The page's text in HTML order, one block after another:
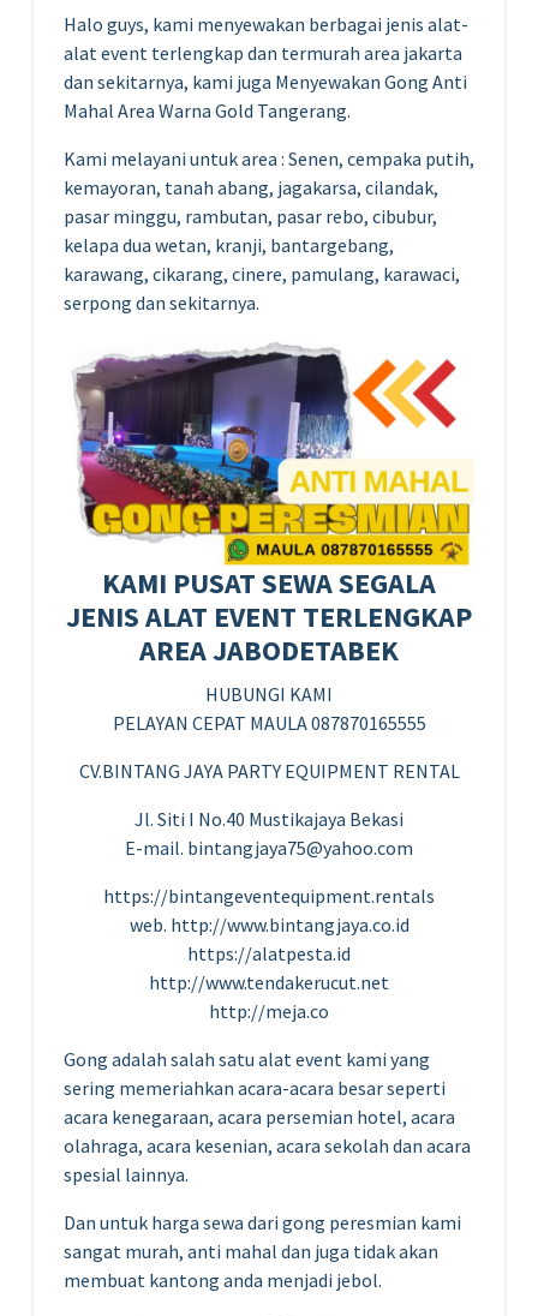
Halo guys, kami menyewakan berbagai jenis alat-
alat event terlengkap dan termurah area jakarta
dan sekitarnya, kami juga Menyewakan Gong Anti
Mahal Area Warna Gold Tangerang.
Kami melayani untuk area : Senen, cempaka putih,
kemayoran, tanah abang, jagakarsa, cilandak,
pasar minggu, rambutan, pasar rebo, cibubur,
kelapa dua wetan, kranji, bantargebang,
karawang, cikarang, cinere, pamulang, karawaci,
serpong dan sekitarnya.
KAMI PUSAT SEWA SEGALA
JENIS ALAT EVENT TERLENGKAP
AREA JABODETABEK
HUBUNGI KAMI
PELAYAN CEPAT MAULA 087870165555
CV.BINTANG JAYA PARTY EQUIPMENT RENTAL
Jl. Siti I No.40 Mustikajaya Bekasi
E-mail. bintangjaya75@yahoo.com
https://bintangeventequipment.rentals
web. http://www.bintangjaya.co.id
https://alatpesta.id
http://www.tendakerucut.net
http://meja.co
Gong adalah salah satu alat event kami yang
sering memeriahkan acara-acara besar seperti
acara kenegaraan, acara persemian hotel, acara
olahraga, acara kesenian, acara sekolah dan acara
spesial lainnya.
Dan untuk harga sewa dari gong peresmian kami
sangat murah, anti mahal dan juga tidak akan
membuat kantong anda menjadi jebol.